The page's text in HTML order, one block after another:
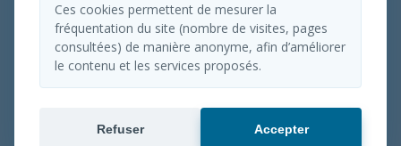
Ces cookies permettent de mesurer la
fréquentation du site (nombre de visites, pages
consultées) de manière anonyme, afin d’améliorer
le contenu et les services proposés.
Refuser Accepter